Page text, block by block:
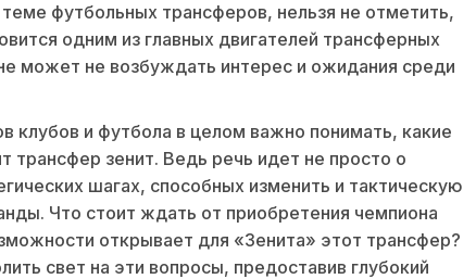
футбольных трансферов, нельзя не отметить,
одним из главных двигателей трансферных
может не возбуждать интерес и ожидания среди
клубов и футбола в целом важно понимать, какие
трансфер зенит. Ведь речь идет не просто о
шагах, способных изменить и тактическую
Что стоит ждать от приобретения чемпиона
открывает для «Зенита» этот трансфер?
свет на эти вопросы, предоставив глубокий